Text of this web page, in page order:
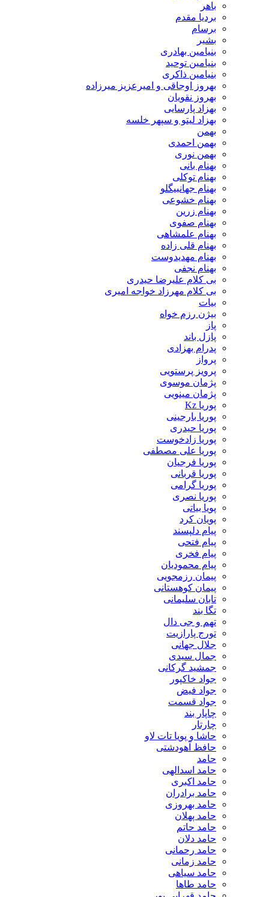
بردیا مقدم
بنیامین بهادری
بنیامین توحید
بنیامین ذاکری
بهروز اوجاقی و امیرعزیز میرزاده
بهروز نقویان
بهزاد پارسایی
بهزاد لیتو و سپهر خلسه
بهمن احمدی
بهمن نوری
بهنام بانی
بهنام توکلی
بهنام جهانبیگلو
بهنام خشوعی
بهنام زرین
بهنام صفوی
بهنام علمشاهی
بهنام قلی زاده
بهنام مهدیدوست
بهنام نجفی
بی کلام علیرضا حیدری
بی کلام مهرزاد خواجه امیری
بیژن رزم خواه
پازل باند
پدرام بهزادی
پرویز پرستویی
پژمان موسوی
پژمان مینویی
پوریا بارجینی
پوریا حیدری
پوریا زادخوست
پوریا علی مصطفی
پوریا فرجیان
پوریا قربانی
پوریا گرامی
پوریا نصری
پویا بیاتی
پویان کرد
پیام دلپسند
پیام فتحی
پیام فخری
پیام محمودیان
پیمان رزمجویی
پیمان کوهستانی
تابان سلیمانی
تهم و جی دال
تورج پارازیت
جلال جهانی
جمال سیدی
جمشید گرکانی
جواد خاکپور
جواد فیض
جواد قسمت
چاپار بند
حاشا و پویا تات لاو
حافظ آهودشتی
حامد اسدالهی
حامد اکبری
حامد برادران
حامد بهروزی
حامد پهلان
حامد حاتم
حامد دلان
حامد رحمانی
حامد زمانی
حامد سیاهی
حامد طاها